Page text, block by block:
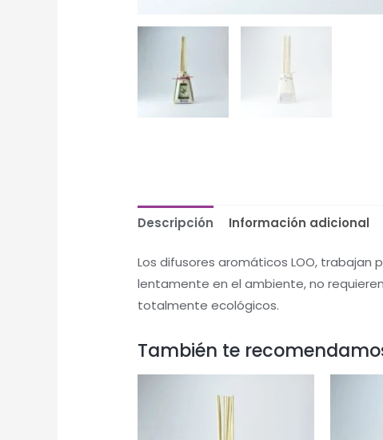
Descripción Información adicional
Los difusores aromáticos LOO, trabajan
lentamente en el ambiente, no
totalmente ecológicos.
También te